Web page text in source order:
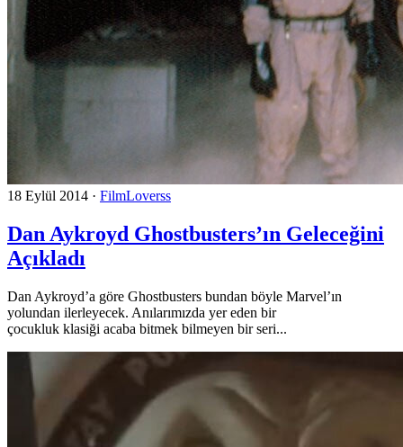
18 Eylül 2014 · FilmLoverss
Dan Aykroyd Ghostbusters’ın Geleceğini
Açıkladı
Dan Aykroyd’a göre Ghostbusters bundan böyle Marvel’ın
yolundan ilerleyecek. Anılarımızda yer eden bir
çocukluk klasiği acaba bitmek bilmeyen bir seri...